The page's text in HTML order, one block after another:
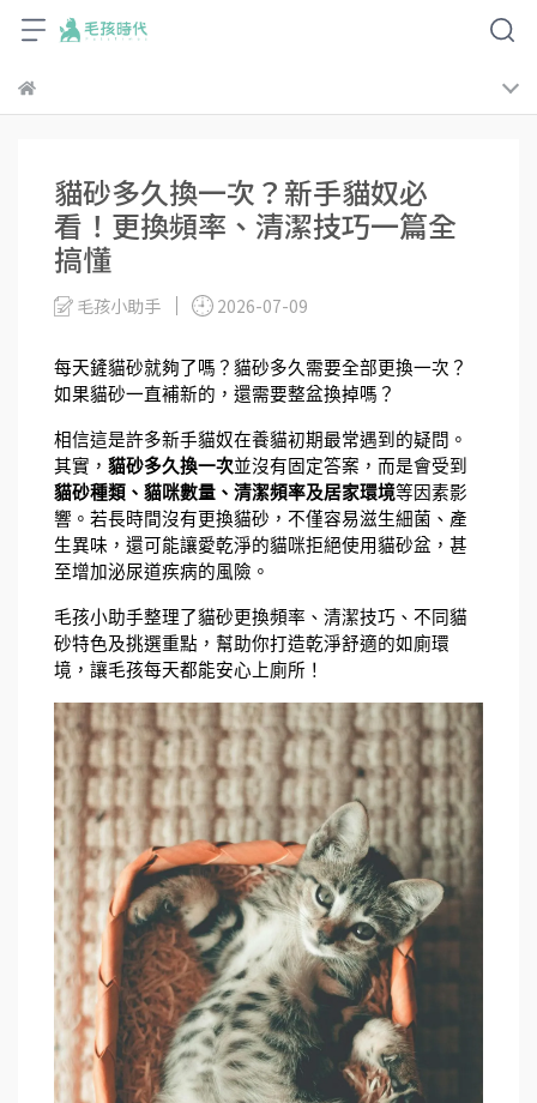
貓砂多久換一次？新手貓奴必
看！更換頻率、清潔技巧一篇全
搞懂
毛孩小助手 2026-07-09
每天鏟貓砂就夠了嗎？貓砂多久需要全部更換一次？
如果貓砂一直補新的，還需要整盆換掉嗎？
相信這是許多新手貓奴在養貓初期最常遇到的疑問。
其實， 貓砂多久換一次並沒有固定答案，而是會受到
貓砂種類、貓咪數量、清潔頻率及居家環境等因素影
響。若長時間沒有更換貓砂，不僅容易滋生細菌、產
生異味，還可能讓愛乾淨的貓咪拒絕使用貓砂盆，甚
至增加泌尿道疾病的風險。
毛孩小助手整理了貓砂更換頻率、清潔技巧、不同貓
砂特色及挑選重點，幫助你打造乾淨舒適的如廁環
境，讓毛孩每天都能安心上廁所！